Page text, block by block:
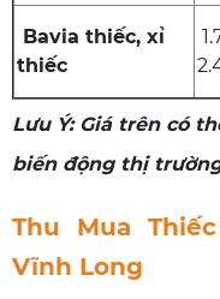
Bavia thiếc, xỉ
thiếc
Lưu Ý: Giá trên có
biến động thị
Thu Mua
Vĩnh Long